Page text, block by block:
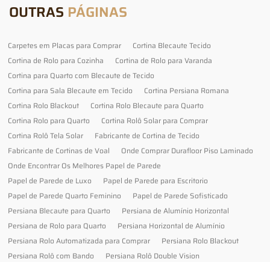
OUTRAS PÁGINAS
Carpetes em Placas para Comprar
Cortina Blecaute Tecido
Cortina de Rolo para Cozinha
Cortina de Rolo para Varanda
Cortina para Quarto com Blecaute de Tecido
Cortina para Sala Blecaute em Tecido
Cortina Persiana Romana
Cortina Rolo Blackout
Cortina Rolo Blecaute para Quarto
Cortina Rolo para Quarto
Cortina Rolô Solar para Comprar
Cortina Rolô Tela Solar
Fabricante de Cortina de Tecido
Fabricante de Cortinas de Voal
Onde Comprar Durafloor Piso Laminado
Onde Encontrar Os Melhores Papel de Parede
Papel de Parede de Luxo
Papel de Parede para Escritorio
Papel de Parede Quarto Feminino
Papel de Parede Sofisticado
Persiana Blecaute para Quarto
Persiana de Alumínio Horizontal
Persiana de Rolo para Quarto
Persiana Horizontal de Alumínio
Persiana Rolo Automatizada para Comprar
Persiana Rolo Blackout
Persiana Rolô com Bando
Persiana Rolô Double Vision